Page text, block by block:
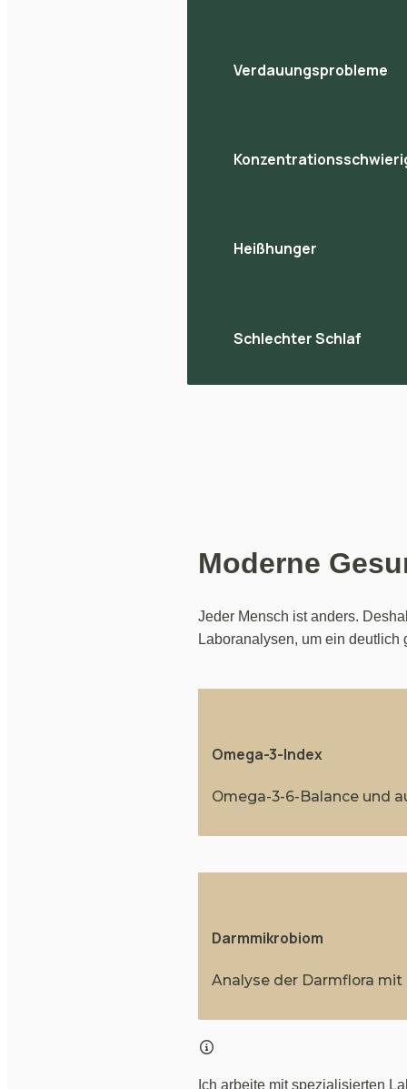
Verdauungsprobleme
Heißhunger
Schlechter Schlaf
Moderne
Jeder Mensch ist anders.
Laboranalysen, um ein
Omega-3-Index
Omega-3-6-Balance und
Darmmikrobiom
Analyse der Darmflora
Ich arbeite mit spezialisierten